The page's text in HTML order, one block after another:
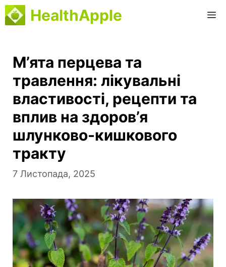
Перейти
до
HealthApple
М’ята перцева та
травлення: лікувальні
властивості, рецепти та
вплив на здоров’я
шлунково-кишкового
тракту
7 Листопада, 2025